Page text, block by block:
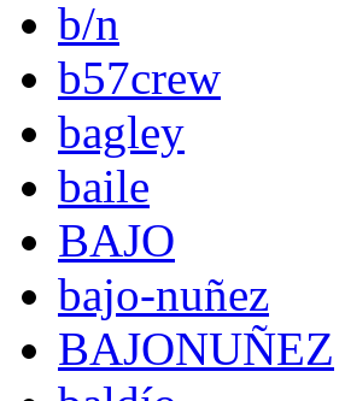
b/n
b57crew
bagley
baile
BAJO
bajo-nuñez
BAJONUÑEZ